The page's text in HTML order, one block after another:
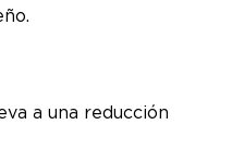
a una reducción